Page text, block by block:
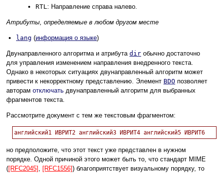
RTL: Направление справа налево.
Атрибуты, определяемые в любом другом месте
lang (информация о языке)
Двунаправленного алгоритма и атрибута dir обычно достаточно
для управления изменением направления внедренного текста.
Однако в некоторых ситуациях двунаправленный алгоритм может
привести к некорректному представлению. Элемент BDO позволяет
авторам отключать двунаправленный алгоритм для выбранных
фрагментов текста.
Рассмотрите документ с тем же текстовым фрагментом:
но предположите, что этот текст уже представлен в нужном
порядке. Одной причиной этого может быть то, что стандарт MIME
([RFC2045] , [RFC1556]) благоприятствует визуальному порядку, то